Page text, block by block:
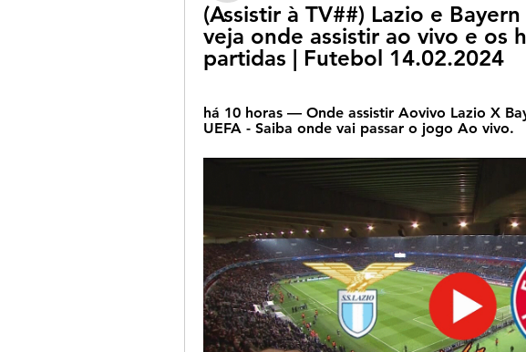
(Assistir à TV##) Lazio e
veja onde assistir ao vivo e os
partidas | Futebol 14.02.2024
há 10 horas — Onde assistir Aovivo Lazio X
UEFA - Saiba onde vai passar o jogo Ao vivo.